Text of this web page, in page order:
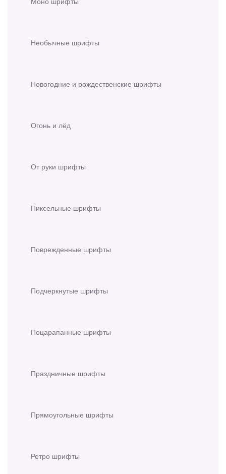
Необычные шрифты
Новогодние и рождественские шрифты
Огонь и лёд
От руки шрифты
Пиксельные шрифты
Поврежденные шрифты
Подчеркнутые шрифты
Поцарапанные шрифты
Праздничные шрифты
Прямоугольные шрифты
Ретро шрифты